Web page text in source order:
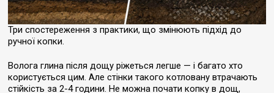
Три спостереження з практики, що змінюють підхід до
ручної копки.
Волога глина після дощу ріжеться легше — і багато хто
користується цим. Але стінки такого котловану втрачають
стійкість за 2-4 години. Не можна почати копку в дощ,